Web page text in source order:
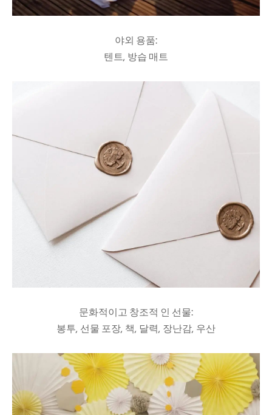
야외 용품:
텐트, 방습 매트
문화적이고 창조적 인 선물:
봉투, 선물 포장, 책, 달력, 장난감, 우산